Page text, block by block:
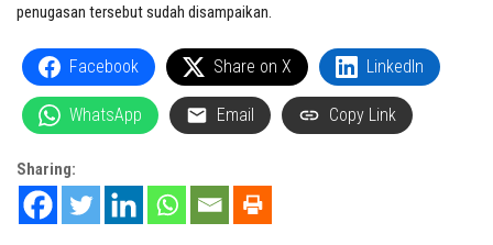
penugasan tersebut sudah disampaikan.
Facebook Share on X LinkedIn
WhatsApp Email Copy Link
Sharing: